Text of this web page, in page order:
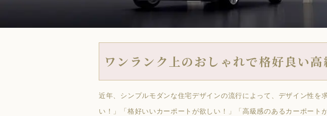
ワンランク上のおしゃれで格好良い
近年、シンプルモダンな住宅デザインの流行によって、デザイン性
い！」「格好いいカーポートが欲しい！」「高級感のあるカーポート